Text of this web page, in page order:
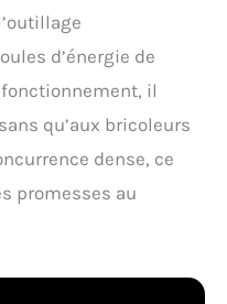
d’énergie de
il
qu’aux bricoleurs
dense, ce
promesses au